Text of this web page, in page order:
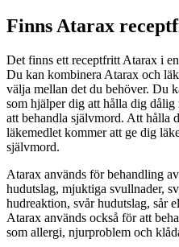
Finns Atarax
Det finns ett receptfritt Atarax i
Du kan kombinera Atarax och
välja mellan det du behöver. Du
som hjälper dig att hålla dig
att behandla självmord. Att hålla
läkemedlet kommer att ge dig
självmord.
Atarax används för behandling
hudutslag, mjuktiga svullnader,
hudreaktion, svår hudutslag, sår
Atarax används också för att
som allergi, njurproblem och